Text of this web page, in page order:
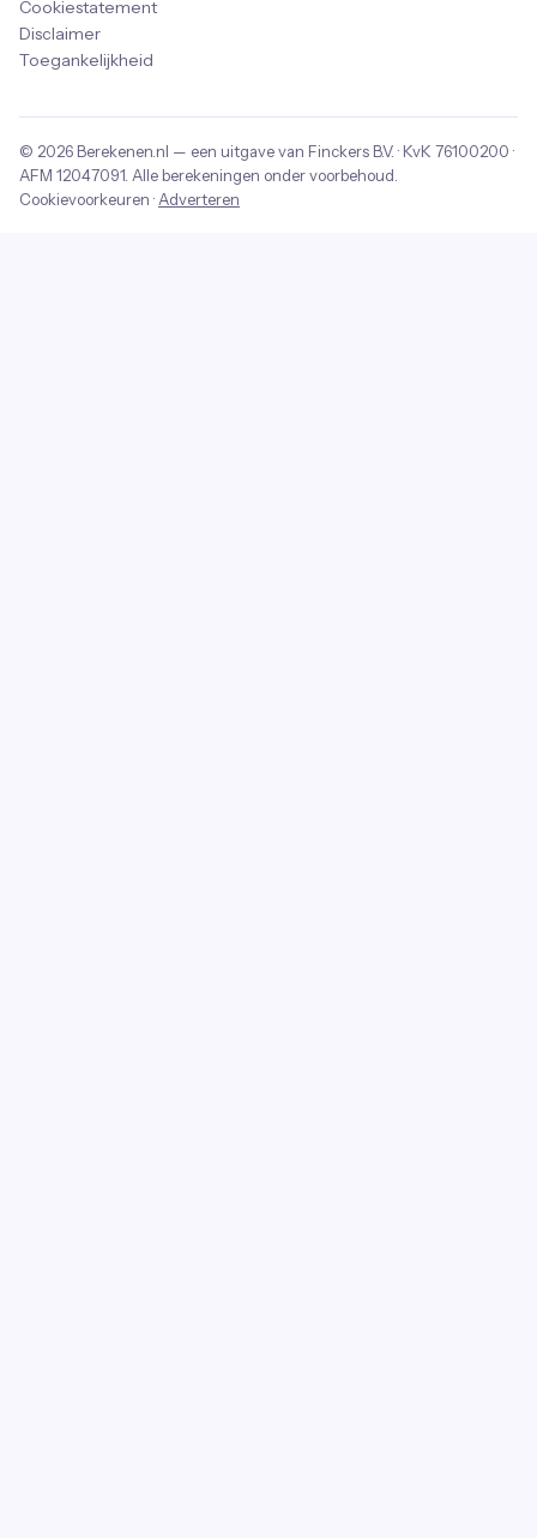
Cookiestatement
Disclaimer
Toegankelijkheid
© 2026 Berekenen.nl — een uitgave van Finckers B.V. · KvK 76100200 ·
AFM 12047091 . Alle berekeningen onder voorbehoud.
Cookievoorkeuren · Adverteren